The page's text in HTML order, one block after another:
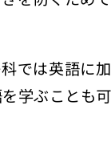
では英語に加
学ぶことも可